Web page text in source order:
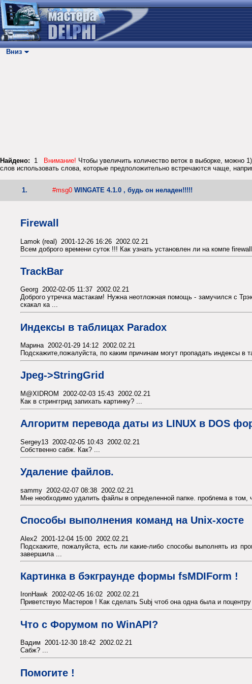
Вниз
Найдено: 1 Внимание! Чтобы увеличить количество веток в выборке, можно
слов использовать слова, которые предположительно встречаются чаще,
1. #msg0 WINGATE 4.1.0 , будь он неладен!!!!!
Firewall
Lamok (real) 2001-12-26 16:26 2002.02.21
Всем доброго времени суток !!! Как узнать установлен ли на компе
TrackBar
Georg 2002-02-05 11:37 2002.02.21
Доброго утречка мастакам! Нужна неотложная помощь - замучился с
скакал ка ...
Индексы в таблицах Paradox
Марина 2002-01-29 14:12 2002.02.21
Подскажите,пожалуйста, по каким причинам могут пропадать индексы в
Jpeg->StringGrid
M@XIDROM 2002-02-03 15:43 2002.02.21
Как в стринггрид запихать картинку? ...
Алгоритм перевода даты из LINUX в DOS
Sergey13 2002-02-05 10:43 2002.02.21
Собственно сабж. Как? ...
Удаление файлов.
sammy 2002-02-07 08:38 2002.02.21
Мне необходимо удалить файлы в определенной папке. проблема в том,
Способы выполнения команд на Unix-хосте
Alex2 2001-12-04 15:00 2002.02.21
Подскажите, пожалуйста, есть ли какие-либо способы выполнять из
завершила ...
Картинка в бэкграунде формы fsMDIForm !
IronHawk 2002-02-05 16:02 2002.02.21
Приветствую Мастеров ! Как сделать Subj чтоб она одна была и
Что с Форумом по WinAPI?
Вадим 2001-12-30 18:42 2002.02.21
Сабж? ...
Помогите !